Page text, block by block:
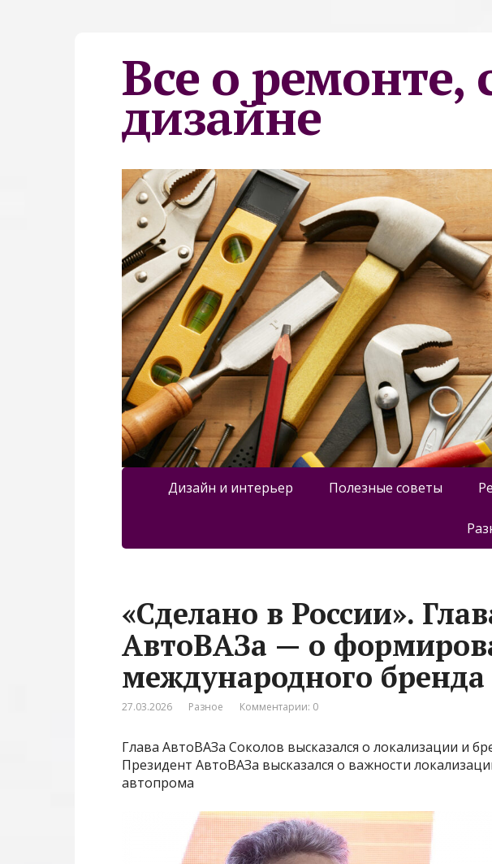
Все о ремонте,
дизайне
Дизайн и интерьер Полезные советы
«Сделано в России».
АвтоВАЗа — о
международного бренда
27.03.2026 Разное Комментарии: 0
Глава АвтоВАЗа Соколов высказался о локализации и
Президент АвтоВАЗа высказался о важности
автопрома